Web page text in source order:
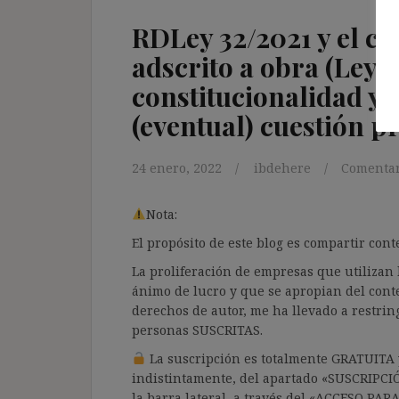
RDLey 32/2021 y el
adscrito a obra (Ley
constitucionalidad y
(eventual) cuestión
24 enero, 2022 ibdehere
Nota:
El propósito de este blog es compartir
La proliferación de empresas que
ánimo de lucro y que se apropian del
derechos de autor, me ha llevado a
personas SUSCRITAS.
La suscripción es totalmente
indistintamente, del apartado